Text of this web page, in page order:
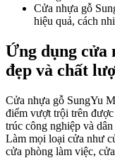
Liên Hệ
Cửa nhựa gỗ
hiệu quả, cách
Ứng dụng cửa
đẹp và chất
Cửa nhựa gỗ SungYu
điểm vượt trội trên
trúc công nghiệp và
Làm mọi loại cửa như
cửa phòng làm việc,